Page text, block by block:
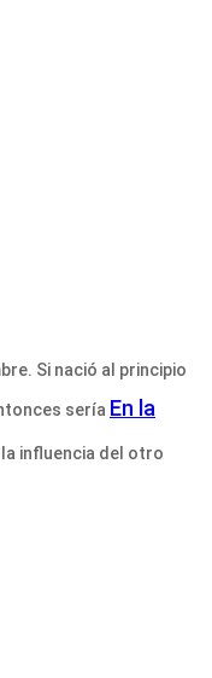
Si nació al principio
sería En la
influencia del otro